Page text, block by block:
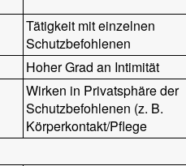
Tätigkeit mit einzelnen
Schutzbefohlenen
Hoher Grad an Intimität
Wirken in Privatsphäre der
Schutzbefohlenen (z. B.
Körperkontakt/Pflege